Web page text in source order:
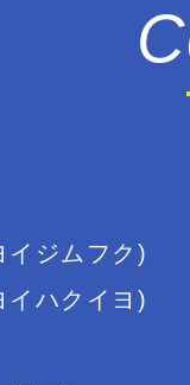
イジムフク)
イハクイヨ)